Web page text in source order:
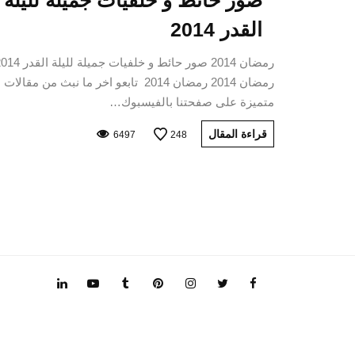
القدر 2014
رمضان 2014 صور حائط و خلفيات جميلة
رمضان 2014 رمضان 2014 تابعو اخر ما نبث من مقالات
متميزة على صفحتنا بالفيسبوك…
قراءة المقال 248
6497